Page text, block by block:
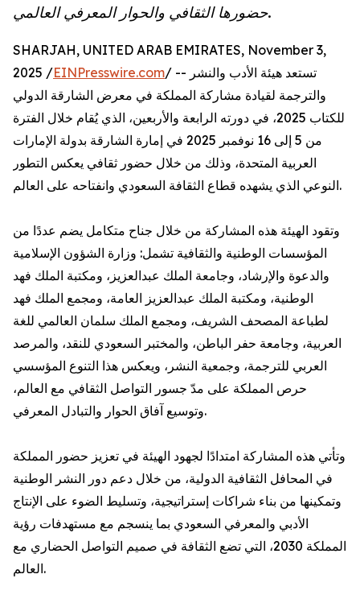
حضورها الثقافي والحوار المعرفي العالمي.
SHARJAH, UNITED ARAB EMIRATES, November 3,
2025 /EINPresswire.com/ -- تستعد هيئة الأدب والنشر
والترجمة لقيادة مشاركة المملكة في معرض الشارقة الدولي
للكتاب 2025، في دورته الرابعة والأربعين، الذي يُقام خلال الفترة
من 5 إلى 16 نوفمبر 2025 في إمارة الشارقة بدولة الإمارات
العربية المتحدة، وذلك من خلال حضور ثقافي يعكس التطور
النوعي الذي يشهده قطاع الثقافة السعودي وانفتاحه على العالم.
وتقود الهيئة هذه المشاركة من خلال جناح متكامل يضم عددًا من
المؤسسات الوطنية والثقافية تشمل: وزارة الشؤون الإسلامية
والدعوة والإرشاد، وجامعة الملك عبدالعزيز، ومكتبة الملك فهد
الوطنية، ومكتبة الملك عبدالعزيز العامة، ومجمع الملك فهد
لطباعة المصحف الشريف، ومجمع الملك سلمان العالمي للغة
العربية، وجامعة حفر الباطن، والمختبر السعودي للنقد، والمرصد
العربي للترجمة، وجمعية النشر، ويعكس هذا التنوع المؤسسي
حرص المملكة على مدّ جسور التواصل الثقافي مع العالم،
وتوسيع آفاق الحوار والتبادل المعرفي.
وتأتي هذه المشاركة امتدادًا لجهود الهيئة في تعزيز حضور المملكة
في المحافل الثقافية الدولية، من خلال دعم دور النشر الوطنية
وتمكينها من بناء شراكات إستراتيجية، وتسليط الضوء على الإنتاج
الأدبي والمعرفي السعودي بما ينسجم مع مستهدفات رؤية
المملكة 2030، التي تضع الثقافة في صميم التواصل الحضاري مع
العالم.